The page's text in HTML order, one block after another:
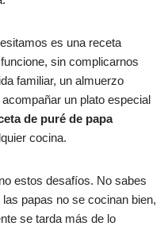
es una receta
sin complicarnos
familiar, un almuerzo
un plato especial
de puré de papa
cocina.
estos desafíos. No sabes
papas no se cocinan bien,
se tarda más de lo